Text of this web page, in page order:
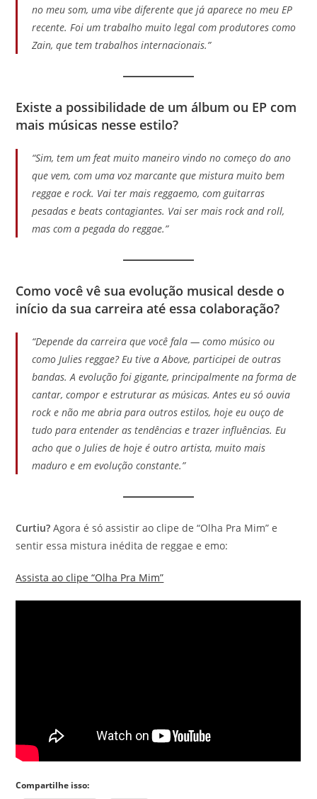
no meu som, uma vibe diferente que já aparece no meu EP
recente. Foi um trabalho muito legal com produtores como
Zain, que tem trabalhos internacionais.”
Existe a possibilidade de um álbum ou EP com
mais músicas nesse estilo?
“Sim, tem um feat muito maneiro vindo no começo do ano
que vem, com uma voz marcante que mistura muito bem
reggae e rock. Vai ter mais reggaemo, com guitarras
pesadas e beats contagiantes. Vai ser mais rock and roll,
mas com a pegada do reggae.”
Como você vê sua evolução musical desde o
início da sua carreira até essa colaboração?
“Depende da carreira que você fala — como músico ou
como Julies reggae? Eu tive a Above, participei de outras
bandas. A evolução foi gigante, principalmente na forma de
cantar, compor e estruturar as músicas. Antes eu só ouvia
rock e não me abria para outros estilos, hoje eu ouço de
tudo para entender as tendências e trazer influências. Eu
acho que o Julies de hoje é outro artista, muito mais
maduro e em evolução constante.”
Curtiu? Agora é só assistir ao clipe de “Olha Pra Mim” e
sentir essa mistura inédita de reggae e emo:
Assista ao clipe “Olha Pra Mim”
Compartilhe isso: